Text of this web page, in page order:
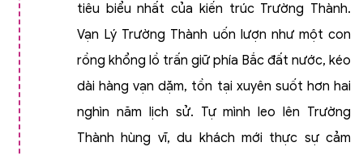
tiêu biểu nhất của kiến trúc Trường Thành.
Vạn Lý Trường Thành uốn lượn như một con
rồng khổng lồ trấn giữ phía Bắc đất nước, kéo
dài hàng vạn dặm, tồn tại xuyên suốt hơn hai
nghìn năm lịch sử. Tự mình leo lên Trường
Thành hùng vĩ, du khách mới thực sự cảm